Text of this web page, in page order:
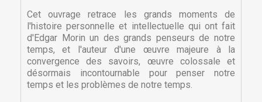
Cet ouvrage retrace les grands moments de
l'histoire personnelle et intellectuelle qui ont fait
d'Edgar Morin un des grands penseurs de notre
temps, et l'auteur d'une œuvre majeure à la
convergence des savoirs, œuvre colossale et
désormais incontournable pour penser notre
temps et les problèmes de notre temps.